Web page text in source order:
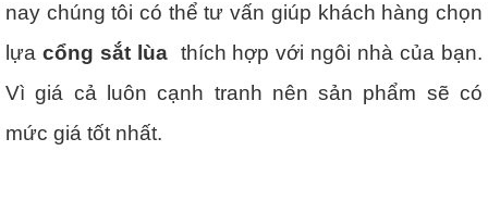
nay chúng tôi có thể tư vấn giúp khách hàng chọn
lựa cổng sắt lùa thích hợp với ngôi nhà của bạn.
Vì giá cả luôn cạnh tranh nên sản phẩm sẽ có
mức giá tốt nhất.